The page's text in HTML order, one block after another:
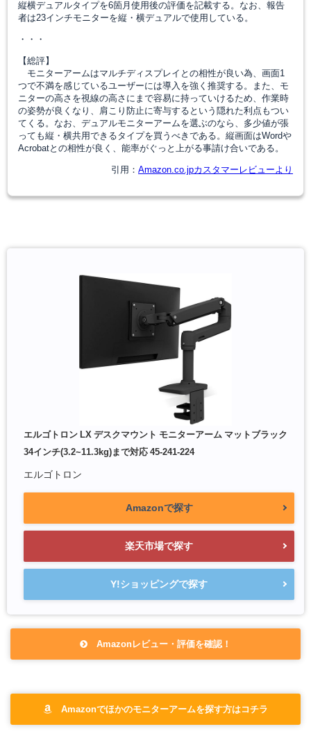
縦横デュアルタイプを6箇月使用後の評価を記載する。なお、報告
者は23インチモニターを縦・横デュアルで使用している。
・・・
【総評】
モニターアームはマルチディスプレイとの相性が良い為、画面1
つで不満を感じているユーザーには導入を強く推奨する。また、モ
ニターの高さを視線の高さにまで容易に持っていけるため、作業時
の姿勢が良くなり、肩こり防止に寄与するという隠れた利点もつい
てくる。なお、デュアルモニターアームを選ぶのなら、多少値が張
っても縦・横共用できるタイプを買うべきである。縦画面はWordや
Acrobatとの相性が良く、能率がぐっと上がる事請け合いである。
引用： Amazon.co.jpカスタマーレビューより
エルゴトロン LX デスクマウント モニターアーム マットブラック
34インチ(3.2~11.3kg)まで対応 45-241-224
エルゴトロン
Amazonで探す
楽天市場で探す
Y!ショッピングで探す
Amazonレビュー・評価を確認！
Amazonでほかのモニターアームを探す方はコチラ